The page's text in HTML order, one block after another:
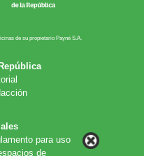
de su propietario Payn​é S.A.
para uso
de